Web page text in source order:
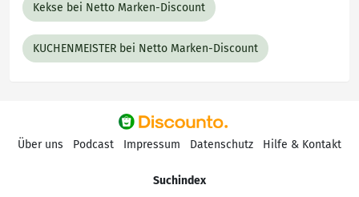
Kekse bei Netto Marken-Discount
KUCHENMEISTER bei Netto Marken-Discount
Über uns Podcast Impressum Datenschutz Hilfe & Kontakt
Suchindex